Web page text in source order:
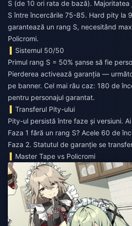
S (de 10 ori rata de bază).
S între încercările 75-85. Hard pity la
garantează un rang S, necesitând
Policromi.
Sistemul 50/50
Primul rang S = 50% șanse să fie
Pierderea activează garanția —
pe banner. Cel mai rău caz: 180 de
pentru personajul garantat.
Transferul Pity-ului
Pity-ul persistă între faze și versiuni.
Faza 1 fără un rang S? Acele 60 de
Faza 2. Statutul de garanție se
Master Tape vs Policromi